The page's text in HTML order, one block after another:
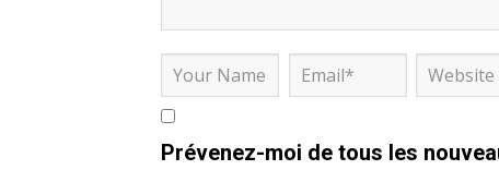
Prévenez-moi de tous les